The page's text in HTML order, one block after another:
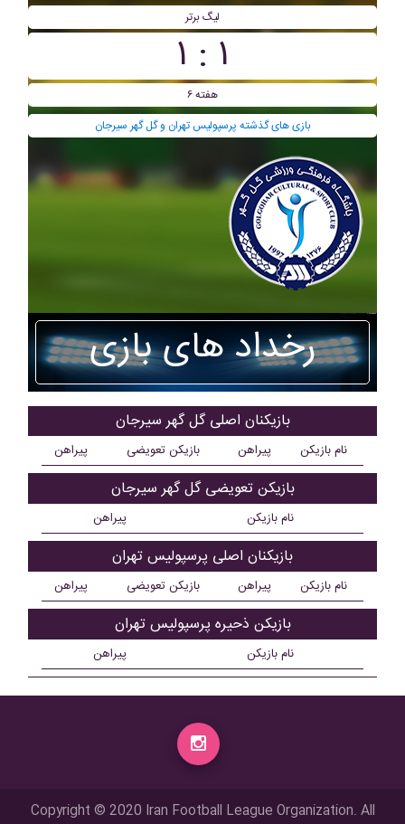
لیگ برتر
۱ : ۱
هفته ۶
بازی های گذشته پرسپولیس تهران و گل گهر سیرجان
رخداد های بازی
بازیکنان اصلی گل گهر سیرجان
نام بازیکن پیراهن بازیکن تعویضی پیراهن
بازیکن تعویضی گل گهر سیرجان
نام بازیکن پیراهن
بازیکنان اصلی پرسپولیس تهران
نام بازیکن پیراهن بازیکن تعویضی پیراهن
بازیکن ذحیره پرسپولیس تهران
نام بازیکن پیراهن
Copyright © 2020 Iran Football League Organization. All